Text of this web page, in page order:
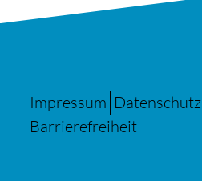
Impressum Datenschutz
Barrierefreiheit